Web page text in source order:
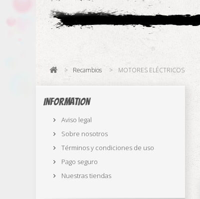
> Recambios > MOTORES ELÉCTRICOS
Information
Aviso legal
Sobre nosotros
Términos y condiciones de uso
Pago seguro
Nuestras tiendas